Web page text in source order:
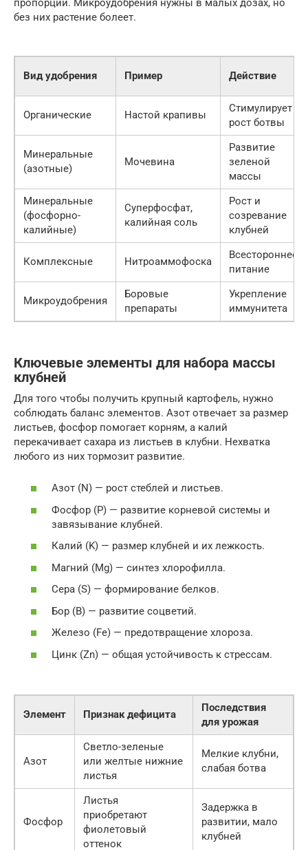
пропорции. Микроудобрения нужны в малых дозах, но
без них растение болеет.
Вид удобрения Пример Действие
Органические Настой крапивы
Стимулирует
рост ботвы
Минеральные
(азотные)
Мочевина
Развитие
зеленой
массы
Минеральные
(фосфорно-
калийные)
Суперфосфат,
калийная соль
Рост и
созревание
клубней
Комплексные Нитроаммофоска
Всестороннее
питание
Микроудобрения
Боровые
препараты
Укрепление
иммунитета
Ключевые элементы для набора массы
клубней
Для того чтобы получить крупный картофель, нужно
соблюдать баланс элементов. Азот отвечает за размер
листьев, фосфор помогает корням, а калий
перекачивает сахара из листьев в клубни. Нехватка
любого из них тормозит развитие.
Азот (N) — рост стеблей и листьев.
Фосфор (P) — развитие корневой системы и
завязывание клубней.
Калий (K) — размер клубней и их лежкость.
Магний (Mg) — синтез хлорофилла.
Сера (S) — формирование белков.
Бор (B) — развитие соцветий.
Железо (Fe) — предотвращение хлороза.
Цинк (Zn) — общая устойчивость к стрессам.
Элемент Признак дефицита
Последствия
для урожая
Азот
Светло-зеленые
или желтые нижние
листья
Мелкие клубни,
слабая ботва
Фосфор
Листья
приобретают
фиолетовый
оттенок
Задержка в
развитии, мало
клубней